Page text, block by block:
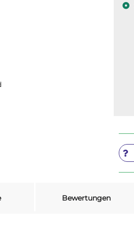
Bewertungen